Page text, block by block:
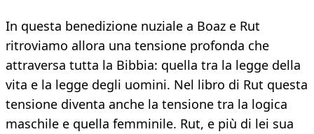
In questa benedizione nuziale a Boaz e Rut
ritroviamo allora una tensione profonda che
attraversa tutta la Bibbia: quella tra la legge della
vita e la legge degli uomini. Nel libro di Rut questa
tensione diventa anche la tensione tra la logica
maschile e quella femminile. Rut, e più di lei sua